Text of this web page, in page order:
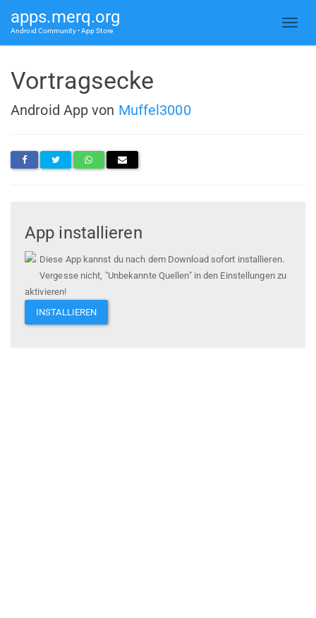
apps.merq.org
Android Community • App Store
Vortragsecke
Android App von Muffel3000
App installieren
Diese App kannst du nach dem Download sofort installieren.
Vergesse nicht, "Unbekannte Quellen" in den Einstellungen zu
aktivieren!
INSTALLIEREN